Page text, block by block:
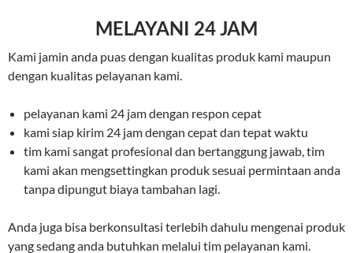
MELAYANI 24 JAM
Kami jamin anda puas dengan kualitas produk kami maupun
dengan kualitas pelayanan kami.
pelayanan kami 24 jam dengan respon cepat
kami siap kirim 24 jam dengan cepat dan tepat waktu
tim kami sangat profesional dan bertanggung jawab, tim
kami akan mengsettingkan produk sesuai permintaan anda
tanpa dipungut biaya tambahan lagi.
Anda juga bisa berkonsultasi terlebih dahulu mengenai produk
yang sedang anda butuhkan melalui tim pelayanan kami.